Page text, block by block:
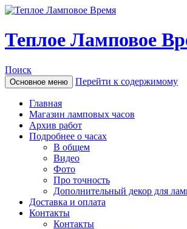
Теплое Ламповое
Поиск
Основное меню Перейти к содержимому
Главная
Магазин ламповых часов
Архив работ
Подробнее о часах
В общем
Видео
Фото
Про точность
Дополнительный декор для
Доставка и оплата
Контакты
Контакты